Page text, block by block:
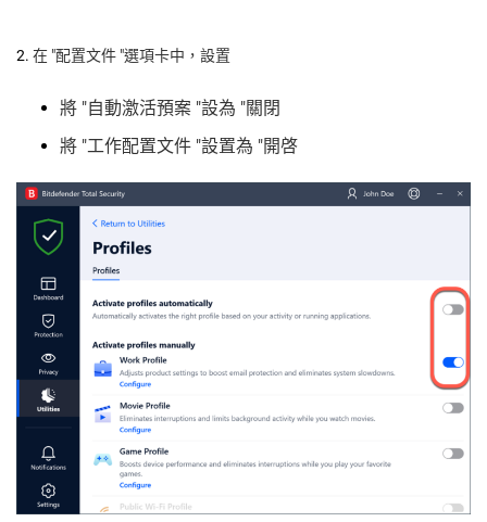
2. 在 "配置文件 "選項卡中，設置
將 "自動激活預案 "設為 "關閉
將 "工作配置文件 "設置為 "開啓